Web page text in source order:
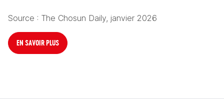
Source : The Chosun Daily, janvier 2026
EN SAVOIR PLUS